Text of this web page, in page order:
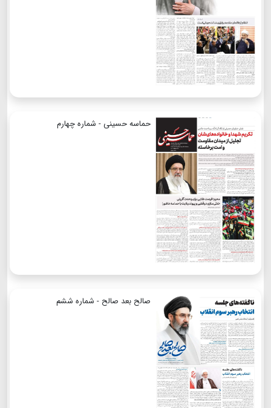
حماسه حسینی - شماره چهارم
صالح بعد صالح - شماره ششم